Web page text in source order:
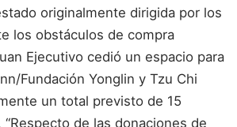
originalmente dirigida por los
los obstáculos de compra
Ejecutivo cedió un espacio para
Fundación Yonglin y Tzu Chi
un total previsto de 15
de las donaciones de